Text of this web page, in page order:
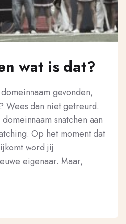
wat is dat?
gevonden,
Wees dan niet getreurd.
snatchen aan
Op het moment dat
word jij
eigenaar. Maar,